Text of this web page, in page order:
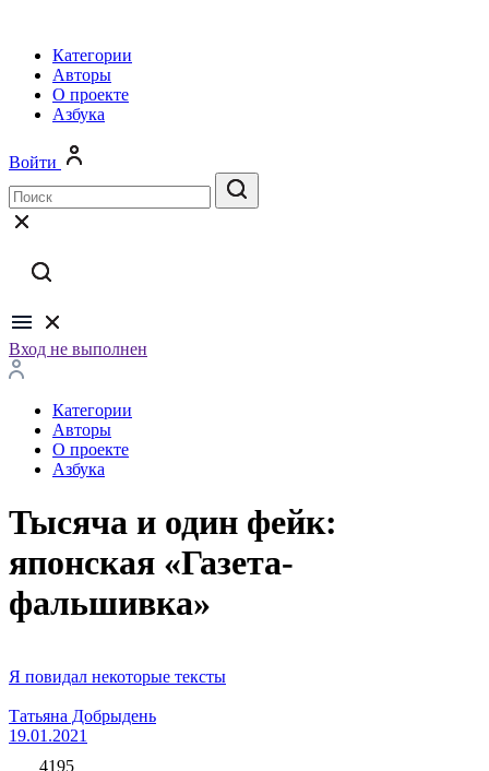
Категории
Авторы
О проекте
Азбука
Войти
Вход не выполнен
Категории
Авторы
О проекте
Азбука
Тысяча и один фейк:
японская «Газета-
фальшивка»
Я повидал некоторые тексты
Татьяна Добрыдень
19.01.2021
4195